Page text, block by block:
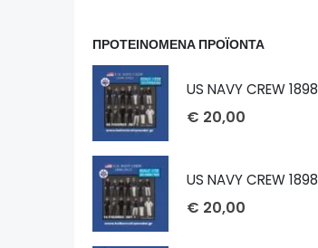
ΠΡΟΤΕΙΝΟΜΕΝΑ ΠΡΟΪΟΝΤΑ
€ 20,00
€ 20,00